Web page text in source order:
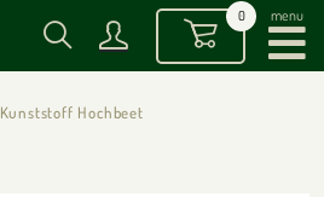
0 menu
Kunststoff Hochbeet